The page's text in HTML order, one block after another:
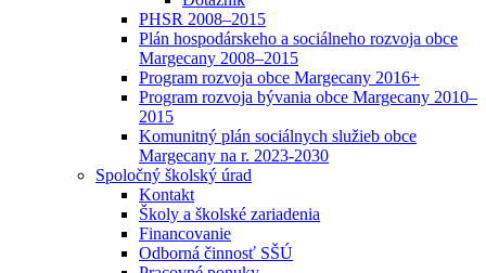
PHSR 2008–2015
Plán hospodárskeho a sociálneho rozvoja obce
Margecany 2008–2015
Program rozvoja obce Margecany 2016+
Program rozvoja bývania obce Margecany 2010–
2015
Komunitný plán sociálnych služieb obce
Margecany na r. 2023-2030
Spoločný školský úrad
Kontakt
Školy a školské zariadenia
Financovanie
Odborná činnosť SŠÚ